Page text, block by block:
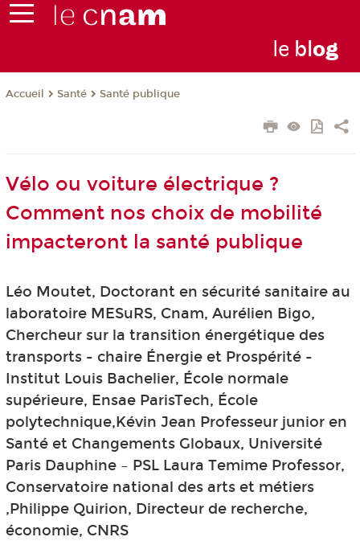
le blog
Accueil Santé Santé publique
Vélo ou voiture électrique ?
Comment nos choix de mobilité
impacteront la santé publique
Léo Moutet, Doctorant en sécurité sanitaire au
laboratoire MESuRS, Cnam, Aurélien Bigo,
Chercheur sur la transition énergétique des
transports - chaire Énergie et Prospérité -
Institut Louis Bachelier, École normale
supérieure, Ensae ParisTech, École
polytechnique,Kévin Jean Professeur junior en
Santé et Changements Globaux, Université
Paris Dauphine – PSL Laura Temime Professor,
Conservatoire national des arts et métiers
,Philippe Quirion, Directeur de recherche,
économie, CNRS